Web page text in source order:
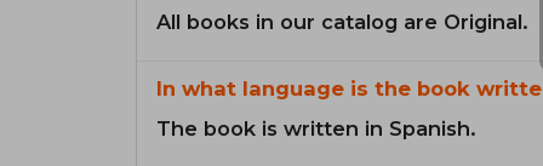
All books in our catalog are Original.
In what language is the book
The book is written in Spanish.